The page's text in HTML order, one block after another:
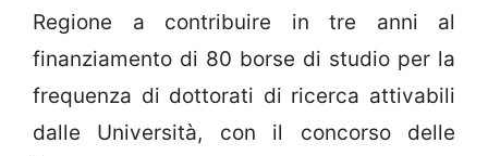
Regione a contribuire in tre anni al
finanziamento di 80 borse di studio per la
frequenza di dottorati di ricerca attivabili
dalle Università, con il concorso delle